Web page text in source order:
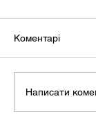
Коментарі
Написати